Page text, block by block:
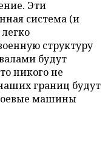
Эти
система (и
структуру
будут
никого не
границ будут
машины